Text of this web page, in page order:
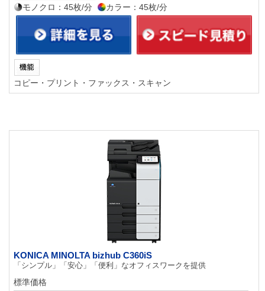
モノクロ：45枚/分 カラー：45枚/分
コピー・プリント・ファックス・スキャン
KONICA MINOLTA bizhub C360iS
「シンプル」「安心」「便利」なオフィスワークを提供
標準価格